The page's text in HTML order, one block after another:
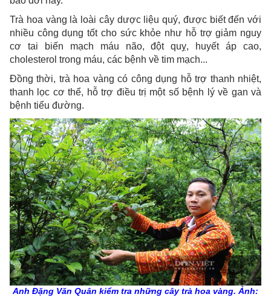
Trà hoa vàng là loài cây dược liệu quý, được biết đến với
nhiều công dụng tốt cho sức khỏe như hỗ trợ giảm nguy
cơ tai biến mạch máu não, đột quỵ, huyết áp cao,
cholesterol trong máu, các bệnh về tim mạch...
Đồng thời, trà hoa vàng có công dụng hỗ trợ thanh nhiệt,
thanh lọc cơ thể, hỗ trợ điều trị một số bệnh lý về gan và
bệnh tiểu đường.
Anh Đặng Văn Quân kiểm tra những cây trà hoa vàng. Ảnh: